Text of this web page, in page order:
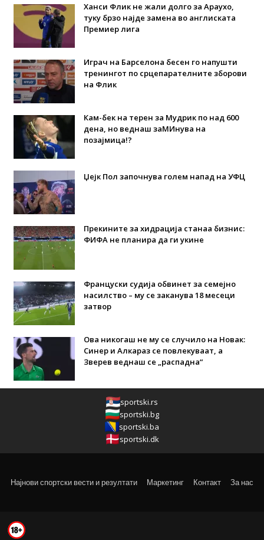
Ханси Флик не жали долго за Араухо,
туку брзо најде замена во англиската
Премиер лига
Играч на Барселона бесен го напушти
тренингот по срцепарателните зборови
на Флик
Кам-бек на терен за Мудрик по над 600
дена, но веднаш заМИнува на
позајмица!?
Џејк Пол започнува голем напад на УФЦ
Прекините за хидрација станаа бизнис:
ФИФА не планира да ги укине
Француски судија обвинет за семејно
насилство – му се заканува 18 месеци
затвор
Ова никогаш не му се случило на Новак:
Синер и Алкараз се повлекуваат, а
Зверев веднаш се „распадна“
sportski.rs
sportski.bg
sportski.ba
sportski.dk
Најнови спортски вести и резултати Маркетинг Контакт За нас